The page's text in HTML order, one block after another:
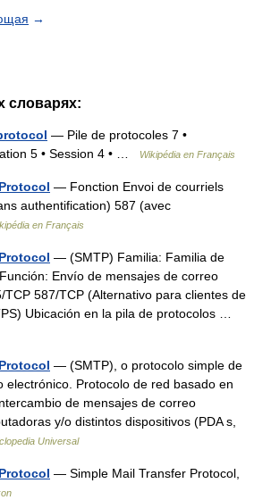
→
словарях:
— Pile de protocoles 7 •
5 • Session 4 • …
Wikipédia en Français
— Fonction Envoi de courriels
authentification) 587 (avec
en Français
— (SMTP) Familia: Familia de
Envío de mensajes de correo
587/TCP (Alternativo para clientes de
Ubicación en la pila de protocolos …
— (SMTP), o protocolo simple de
electrónico. Protocolo de red basado en
de mensajes de correo
y/o distintos dispositivos (PDA s,
Universal
— Simple Mail Transfer Protocol,